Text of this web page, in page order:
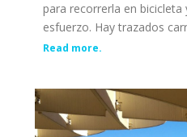
para recorrerla en bicicleta
esfuerzo. Hay trazados
Read more.